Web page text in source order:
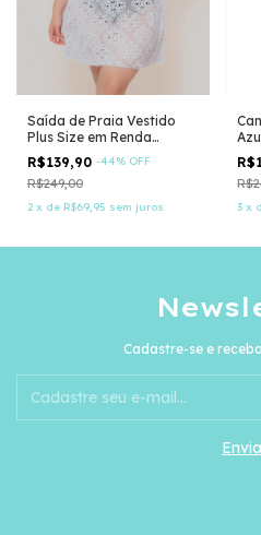
Saída de Praia Vestido
Plus Size em Renda
Branca
R$139,90 -44% OFF
R$249,00
2 x de R$69,95 sem juros 3 x
Cadastre-se e